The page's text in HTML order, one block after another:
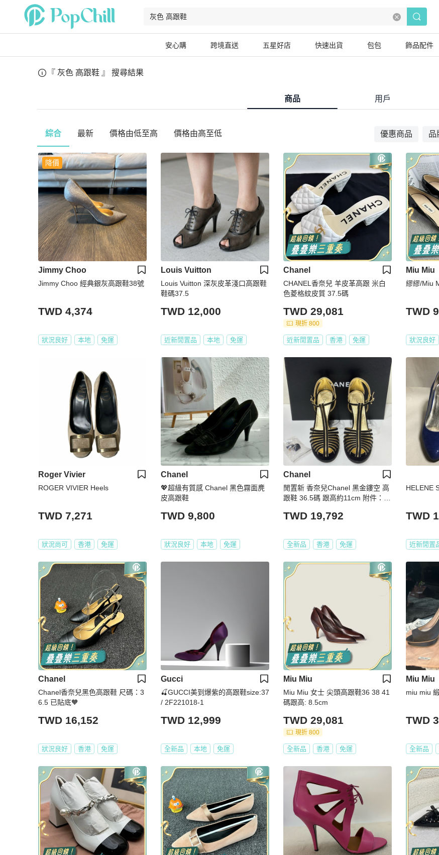
安心購 跨境直送 五星好店 快速出貨 包包 飾品配件
『 灰色 高跟鞋 』 搜尋結果
商品 用戶
綜合 最新 價格由低至高 價格由高至低 優惠商品 品
降價
Jimmy Choo
Jimmy Choo 經典銀灰高跟鞋38號
TWD 4,374
狀況良好 本地 免運
Louis Vuitton
Louis Vuitton 深灰皮革淺口高跟鞋
鞋碼37.5
TWD 12,000
近新閒置品 本地 免運
Chanel
CHANEL香奈兒 羊皮革高跟 米白
色菱格紋皮質 37.5碼
TWD 29,081
現折 800
近新閒置品 香港 免運
Miu Miu
繆繆/Miu
TWD
狀況良好
Roger Vivier
ROGER VIVIER Heels
TWD 7,271
狀況尚可 香港 免運
Chanel
💖超級有質感 Chanel 黑色霧面麂
皮高跟鞋
TWD 9,800
狀況良好 本地 免運
Chanel
閒置新 香奈兒Chanel 黑金鏤空 高
跟鞋 36.5碼 跟高約11cm 附件：有
TWD 19,792
全新品 香港 免運
HELENE
TWD
近新閒置
Chanel
Chanel香奈兒黑色高跟鞋 尺碼：3
6.5 已貼底🧡
TWD 16,152
狀況良好 香港 免運
Gucci
🍒GUCCI美到爆紫的高跟鞋size:37
/ 2F221018-1
TWD 12,999
全新品 本地 免運
Miu Miu
Miu Miu 女士 尖頭高跟鞋36 38 41
碼跟高: 8.5cm
TWD 29,081
現折 800
全新品 香港 免運
Miu Miu
miu miu
TWD
全新品